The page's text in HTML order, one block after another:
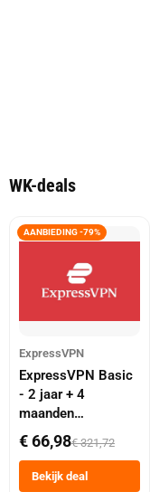
WK-deals
AANBIEDING -79%
ExpressVPN
ExpressVPN Basic
- 2 jaar + 4
maanden
abonnement
€ 66,98€ 321,72
Bekijk deal